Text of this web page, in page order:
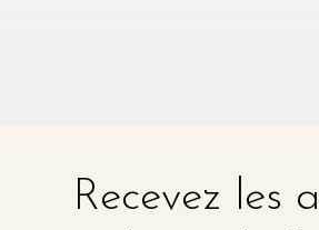
Recevez les